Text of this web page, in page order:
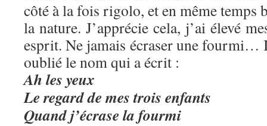
côté à la fois rigolo, et en même temps
la nature. J’apprécie cela, j’ai élevé
esprit. Ne jamais écraser une fourmi…
oublié le nom qui a écrit :
Ah les yeux
Le regard de mes trois enfants
Quand j’écrase la fourmi